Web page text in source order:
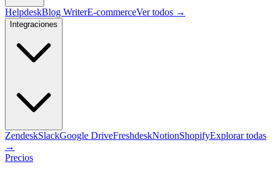
HelpdeskBlog WriterE-commerceVer todos →
Integraciones
ZendeskSlackGoogle DriveFreshdeskNotionShopifyExplorar todas
→
Precios